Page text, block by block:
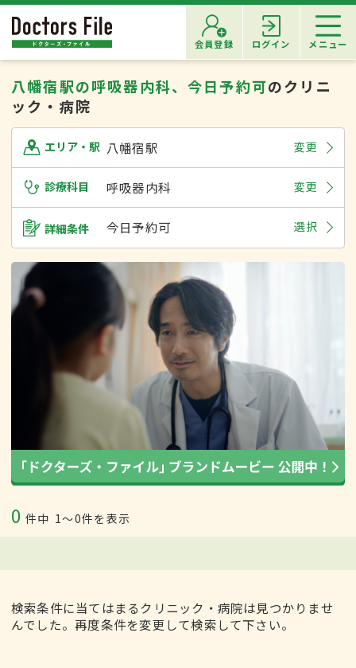
会員登録 ログイン メニュー
八幡宿駅の呼吸器内科、今日予約可のクリニ
ック・病院
エリア・駅 八幡宿駅 変更
診療科目 呼吸器内科 変更
詳細条件 今日予約可 選択
0 件中 1〜0件を表示
検索条件に当てはまるクリニック・病院は見つかりませ
んでした。再度条件を変更して検索して下さい。